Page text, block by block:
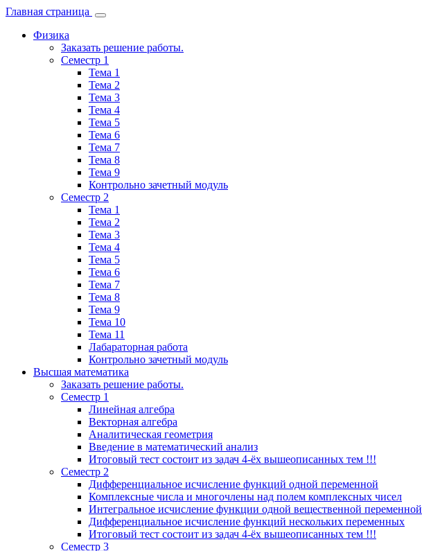
Главная страница
Физика
Заказать решение работы.
Семестр 1
Тема 1
Тема 2
Тема 3
Тема 4
Тема 5
Тема 6
Тема 7
Тема 8
Тема 9
Контрольно зачетный модуль
Семестр 2
Тема 1
Тема 2
Тема 3
Тема 4
Тема 5
Тема 6
Тема 7
Тема 8
Тема 9
Тема 10
Тема 11
Лабараторная работа
Контрольно зачетный модуль
Высшая математика
Заказать решение работы.
Семестр 1
Линейная алгебра
Векторная алгебра
Аналитическая геометрия
Введение в математический анализ
Итоговый тест состоит из задач 4-ёх вышеописанных тем !!!
Семестр 2
Дифференциальное исчисление функций одной переменной
Комплексные числа и многочлены над полем комплексных чисел
Интегральное исчисление функции одной вещественной переменной
Дифференциальное исчисление функций нескольких переменных
Итоговый тест состоит из задач 4-ёх вышеописанных тем !!!
Семестр 3